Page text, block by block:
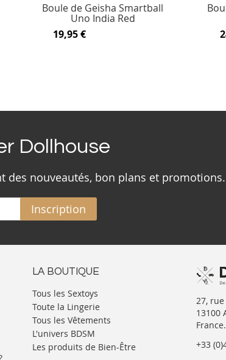
Boule de Geisha Smartball
Uno India Red
19,95 €
Dollhouse
des nouveautés, bon plans et promotions.
Inscription
LA BOUTIQUE
Tous les Sextoys
Toute la Lingerie
Tous les Vêtements
L'univers BDSM
Les produits de Bien-Être
27,
13100
France.
+33